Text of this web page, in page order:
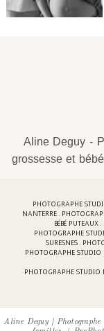
Aline Deguy -
grossesse et
PHOTOGRAPHE
NANTERRE .
BÉBÉ PUTEAUX
PHOTOGRAPHE
SURESNES .
PHOTOGRAPHE STUDIO
PHOTOGRAPHE STUDIO
Aline Deguy |